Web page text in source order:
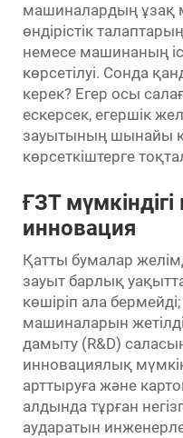
машиналардың ұзақ
өндірістік
немесе машинаның
көрсетілуі. Сонда
керек? Егер осы
ескерсек, егершік
зауытының шынайы
көрсеткіштерге
ҒЗТ
инновация
Қатты бумалар
зауыт барлық
көшіріп ала
машиналарын
дамыту (R&D)
инновациялық
арттыруға және
алдында тұрған
аударатын